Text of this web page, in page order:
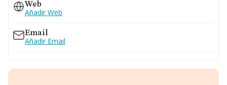
Web
Añadir Web
Email
Añadir Email